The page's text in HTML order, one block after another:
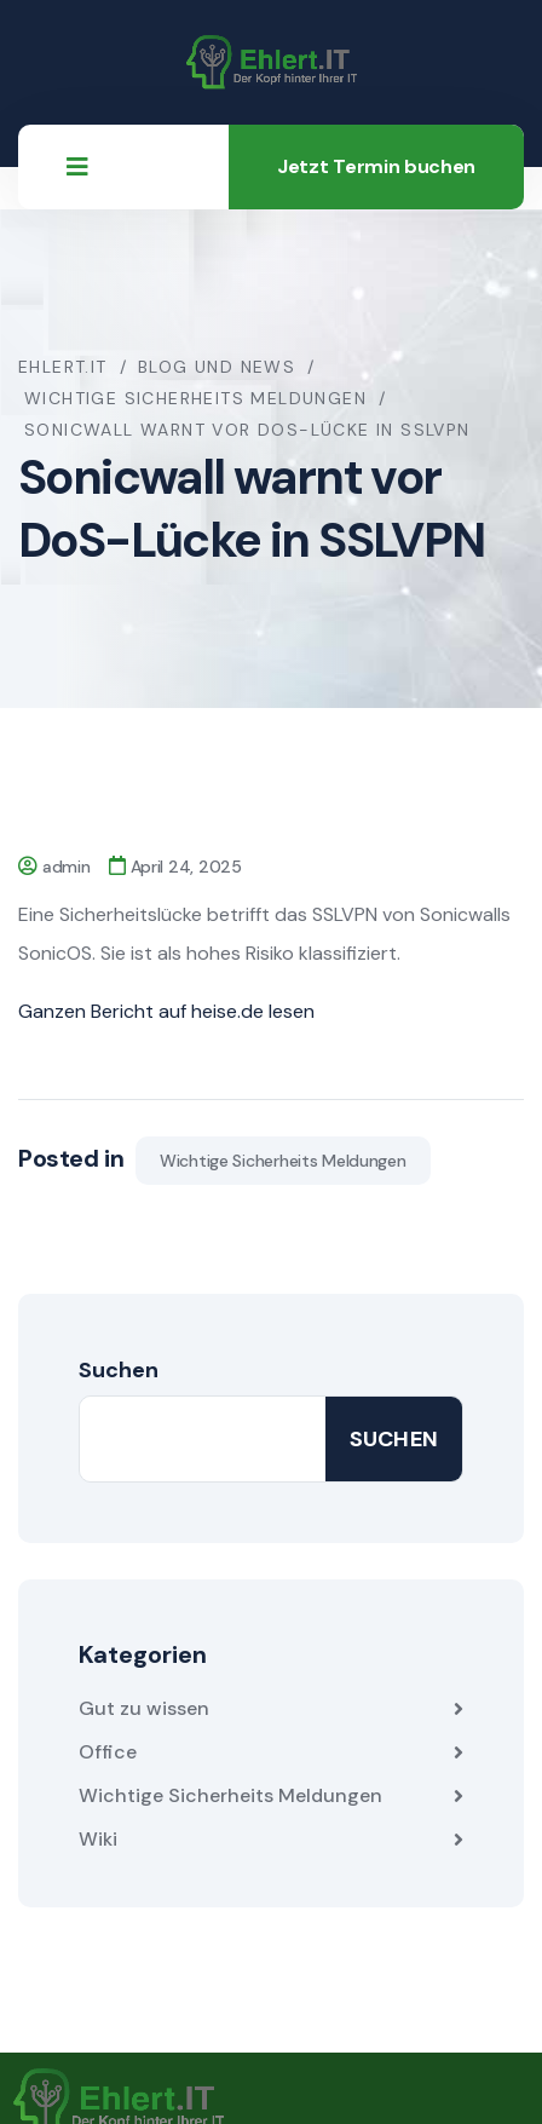
Jetzt Termin buchen
EHLERT.IT
BLOG UND NEWS
WICHTIGE SICHERHEITS MELDUNGEN
SONICWALL WARNT VOR DOS-LÜCKE IN SSLVPN
Sonicwall warnt vor
DoS-Lücke in SSLVPN
admin April 24, 2025
Eine Sicherheitslücke betrifft das SSLVPN von Sonicwalls
SonicOS. Sie ist als hohes Risiko klassifiziert.
Ganzen Bericht auf heise.de lesen
Posted in Wichtige Sicherheits Meldungen
Suchen
SUCHEN
Kategorien
Gut zu wissen
Office
Wichtige Sicherheits Meldungen
Wiki